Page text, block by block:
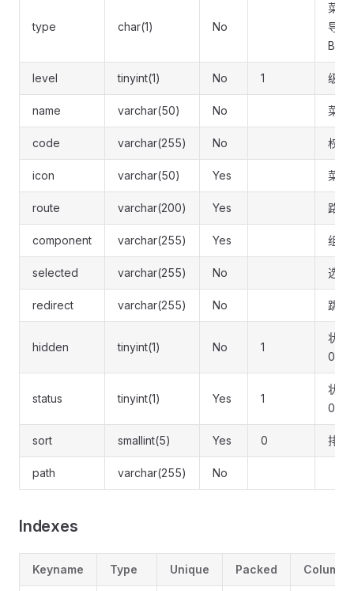
type char(1) No
菜单
导航
B按
level tinyint(1) No 1 级别
name varchar(50) No 菜单
code varchar(255) No 权限
icon varchar(50) Yes 菜单
route varchar(200) Yes 路由
component varchar(255) Yes 组件
selected varchar(255) No 选中
redirect varchar(255) No 跳转
hidden tinyint(1) No 1
状态
0:隐
status tinyint(1) Yes 1
状态
0:停
sort smallint(5) Yes 0 排序
path varchar(255) No
Indexes
Keyname Type Unique Packed Column